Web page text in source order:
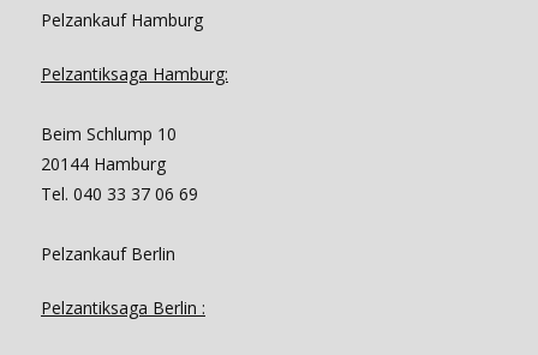
Pelzankauf Hamburg
Pelzantiksaga Hamburg:
Beim Schlump 10
20144 Hamburg
Tel. 040 33 37 06 69
Pelzankauf Berlin
Pelzantiksaga Berlin :